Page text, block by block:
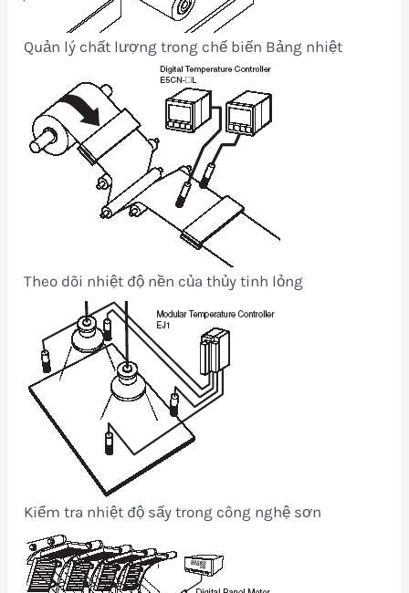
Quản lý chất lượng trong chế biến Bảng nhiệt
Theo dõi nhiệt độ nền của thủy tinh lỏng
Kiểm tra nhiệt độ sấy trong công nghệ sơn